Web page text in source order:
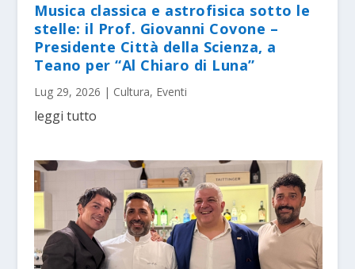
Musica classica e astrofisica sotto le
stelle: il Prof. Giovanni Covone –
Presidente Città della Scienza, a
Teano per “Al Chiaro di Luna”
Lug 29, 2026 | Cultura, Eventi
leggi tutto